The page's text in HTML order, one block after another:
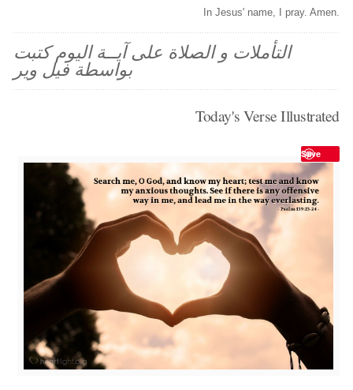
In Jesus' name, I pray. Amen.
التأملات و الصلاة على آيــة اليوم كتبت
بواسطة فيل وير
Today's Verse Illustrated
Save